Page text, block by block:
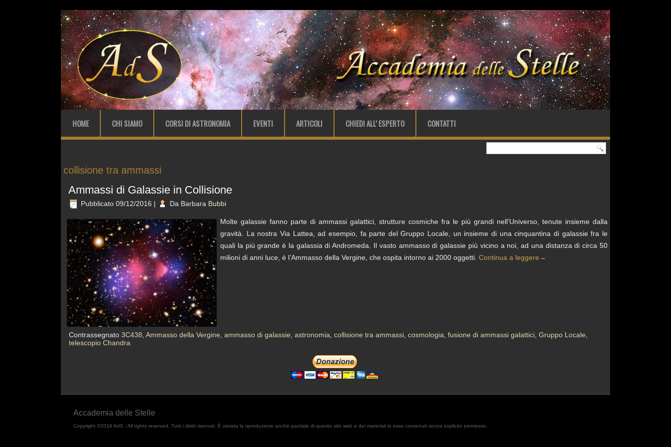
HOME CHI SIAMO CORSI DI ASTRONOMIA EVENTI ARTICOLI CHIEDI ALL’ ESPERTO CONTATTI
collisione tra ammassi
Ammassi di Galassie in Collisione
Pubblicato 09/12/2016 | Da Barbara Bubbi
Molte galassie fanno parte di ammassi galattici, strutture cosmiche fra le più grandi nell’Universo, tenute insieme dalla
gravità. La nostra Via Lattea, ad esempio, fa parte del Gruppo Locale, un insieme di una cinquantina di galassie fra le
quali la più grande è la galassia di Andromeda. Il vasto ammasso di galassie più vicino a noi, ad una distanza di circa 50
milioni di anni luce, è l’Ammasso della Vergine, che ospita intorno ai 2000 oggetti. Continua a leggere →
Contrassegnato 3C438, Ammasso della Vergine, ammasso di galassie, astronomia, collisione tra ammassi, cosmologia, fusione di ammassi galattici, Gruppo Locale,
telescopio Chandra
Accademia delle Stelle
Copyright ©2016 AdS - All rights reserved, Tutti i diritti riservati. È vietata la riproduzione anche parziale di questo sito web e dei materiali in esso contenuti senza esplicito permesso.